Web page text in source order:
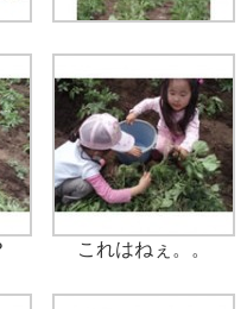
これはねぇ。。